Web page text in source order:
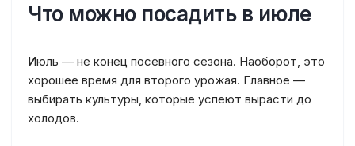
Что можно посадить в июле
Июль — не конец посевного сезона. Наоборот, это
хорошее время для второго урожая. Главное —
выбирать культуры, которые успеют вырасти до
холодов.